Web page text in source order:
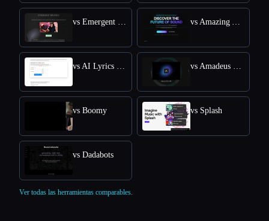
vs Emergent Drums vs Amazing AI Radio
vs AI Lyrics Generator vs Amadeus Code
vs Boomy vs Splash
vs Dadabots
Ver todas las herramientas comparables.